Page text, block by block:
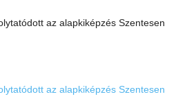
az alapkiképzés Szentesen
az alapkiképzés Szentesen